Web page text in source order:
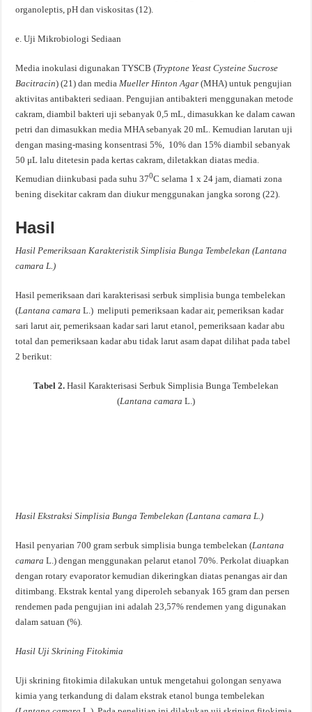
organoleptis, pH dan viskositas (12).
e. Uji Mikrobiologi Sediaan
Media inokulasi digunakan TYSCB (Tryptone Yeast Cysteine Sucrose
Bacitracin) (21) dan media Mueller Hinton Agar (MHA) untuk pengujian
aktivitas antibakteri sediaan. Pengujian antibakteri menggunakan metode
cakram, diambil bakteri uji sebanyak 0,5 mL, dimasukkan ke dalam cawan
petri dan dimasukkan media MHA sebanyak 20 mL. Kemudian larutan uji
dengan masing-masing konsentrasi 5%, 10% dan 15% diambil sebanyak
50 μL lalu ditetesin pada kertas cakram, diletakkan diatas media.
Kemudian diinkubasi pada suhu 370C selama 1 x 24 jam, diamati zona
bening disekitar cakram dan diukur menggunakan jangka sorong (22).
Hasil
Hasil Pemeriksaan Karakteristik Simplisia Bunga Tembelekan (Lantana
camara L.)
Hasil pemeriksaan dari karakterisasi serbuk simplisia bunga tembelekan
(Lantana camara L.) meliputi pemeriksaan kadar air, pemeriksan kadar
sari larut air, pemeriksaan kadar sari larut etanol, pemeriksaan kadar abu
total dan pemeriksaan kadar abu tidak larut asam dapat dilihat pada tabel
2 berikut:
Tabel 2. Hasil Karakterisasi Serbuk Simplisia Bunga Tembelekan
(Lantana camara L.)
Hasil Ekstraksi Simplisia Bunga Tembelekan (Lantana camara L.)
Hasil penyarian 700 gram serbuk simplisia bunga tembelekan (Lantana
camara L.) dengan menggunakan pelarut etanol 70%. Perkolat diuapkan
dengan rotary evaporator kemudian dikeringkan diatas penangas air dan
ditimbang. Ekstrak kental yang diperoleh sebanyak 165 gram dan persen
rendemen pada pengujian ini adalah 23,57% rendemen yang digunakan
dalam satuan (%).
Hasil Uji Skrining Fitokimia
Uji skrining fitokimia dilakukan untuk mengetahui golongan senyawa
kimia yang terkandung di dalam ekstrak etanol bunga tembelekan